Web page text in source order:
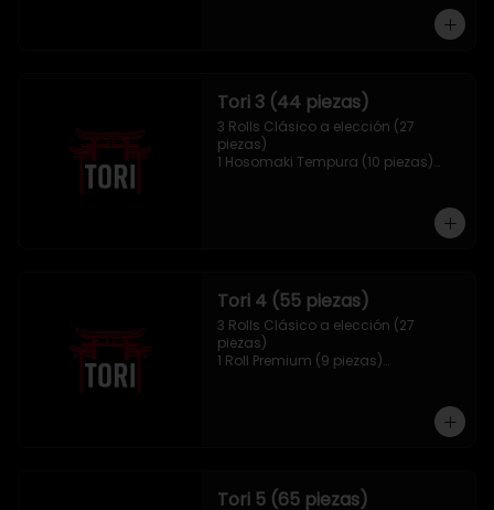
Tori 3 (44 piezas)
3 Rolls Clásico a elección (27
piezas)
1 Hosomaki Tempura (10 piezas)
Tori 4 (55 piezas)
3 Rolls Clásico a elección (27
piezas)
1 Roll Premium (9 piezas)
Tori 5 (65 piezas)